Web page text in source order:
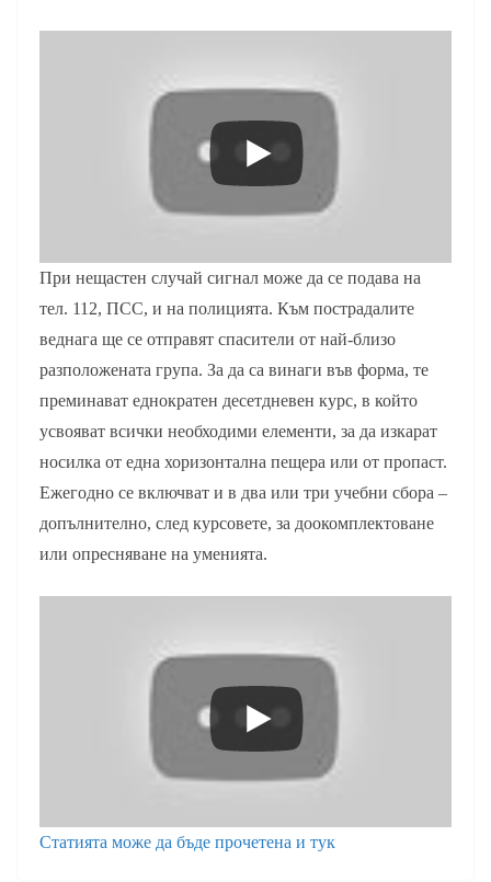
При нещастен случай сигнал може да се подава на
тел. 112, ПСС, и на полицията. Към пострадалите
веднага ще се отправят спасители от най-близо
разположената група. За да са винаги във форма, те
преминават еднократен десетдневен курс, в който
усвояват всички необходими елементи, за да изкарат
носилка от една хоризонтална пещера или от пропаст.
Ежегодно се включват и в два или три учебни сбора –
допълнително, след курсовете, за доокомплектоване
или опресняване на уменията.
Статията може да бъде прочетена и тук